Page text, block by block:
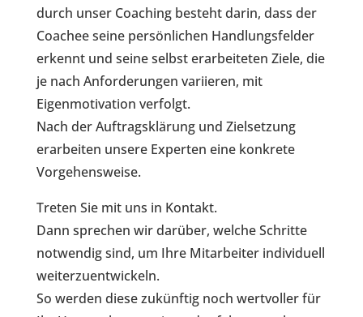
durch unser Coaching besteht darin, dass der
Coachee seine persönlichen Handlungsfelder
erkennt und seine selbst erarbeiteten Ziele, die
je nach Anforderungen variieren, mit
Eigenmotivation verfolgt.
Nach der Auftragsklärung und Zielsetzung
erarbeiten unsere Experten eine konkrete
Vorgehensweise.
Treten Sie mit uns in Kontakt.
Dann sprechen wir darüber, welche Schritte
notwendig sind, um Ihre Mitarbeiter individuell
weiterzuentwickeln.
So werden diese zukünftig noch wertvoller für